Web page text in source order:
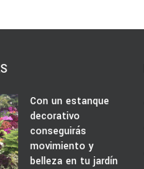
Con un estanque
decorativo
conseguirás
movimiento y
belleza en tu jardín